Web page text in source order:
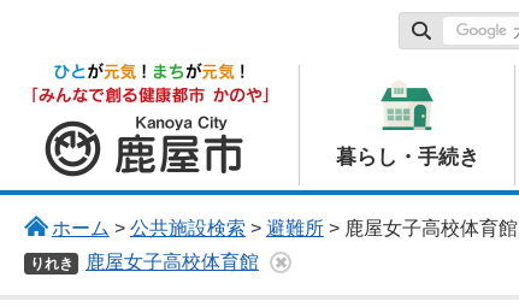
鹿屋市
暮らし・手続き
ホーム > 公共施設検索 > 避難所> 鹿屋女子高校体育館
りれき 鹿屋女子高校体育館